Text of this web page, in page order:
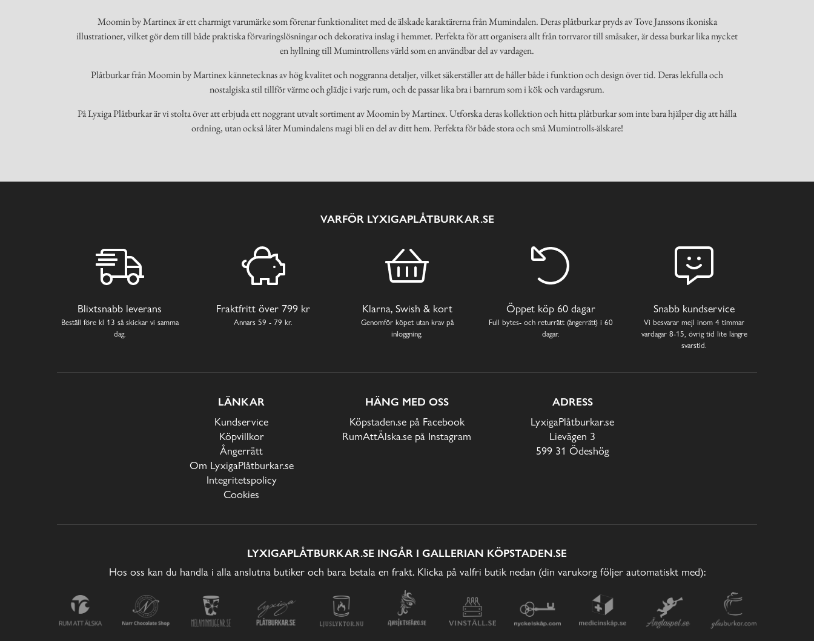
Moomin by Martinex är ett charmigt varumärke som förenar funktionalitet med de älskade karaktärerna från Mumindalen. Deras plåtburkar pryds av Tove Janssons ikoniska
illustrationer, vilket gör dem till både praktiska förvaringslösningar och dekorativa inslag i hemmet. Perfekta för att organisera allt från torrvaror till småsaker, är dessa burkar lika mycket
en hyllning till Mumintrollens värld som en användbar del av vardagen.
Plåtburkar från Moomin by Martinex kännetecknas av hög kvalitet och noggranna detaljer, vilket säkerställer att de håller både i funktion och design över tid. Deras lekfulla och
nostalgiska stil tillför värme och glädje i varje rum, och de passar lika bra i barnrum som i kök och vardagsrum.
På Lyxiga Plåtburkar är vi stolta över att erbjuda ett noggrant utvalt sortiment av Moomin by Martinex. Utforska deras kollektion och hitta plåtburkar som inte bara hjälper dig att hålla
ordning, utan också låter Mumindalens magi bli en del av ditt hem. Perfekta för både stora och små Mumintrolls-älskare!
VARFÖR LYXIGAPLÅTBURKAR.SE
Blixtsnabb leverans
Beställ före kl 13 så skickar vi samma
dag.
Fraktfritt över 799 kr
Annars 59 - 79 kr.
Klarna, Swish & kort
Genomför köpet utan krav på
inloggning.
Öppet köp 60 dagar
Full bytes- och returrätt (ångerrätt) i 60
dagar.
Snabb kundservice
Vi besvarar mejl inom 4 timmar
vardagar 8-15, övrig tid lite längre
svarstid.
LÄNKAR
Kundservice
Köpvillkor
Ångerrätt
Om LyxigaPlåtburkar.se
Integritetspolicy
Cookies
HÄNG MED OSS
Köpstaden.se på Facebook
RumAttÄlska.se på Instagram
ADRESS
LyxigaPlåtburkar.se
Lievägen 3
599 31 Ödeshög
LYXIGAPLÅTBURKAR.SE INGÅR I GALLERIAN KÖPSTADEN.SE
Hos oss kan du handla i alla anslutna butiker och bara betala en frakt. Klicka på valfri butik nedan (din varukorg följer automatiskt med):